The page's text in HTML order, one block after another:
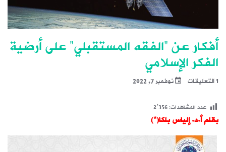
أفكار عن “الفقه المستقبلي” على أرضية
الفكر الإسلامي
1 التعليقات نوفمبر 7, 2022
عدد المشاهدات:2٬356
بقلم أ.د. إلياس بلكا(*)